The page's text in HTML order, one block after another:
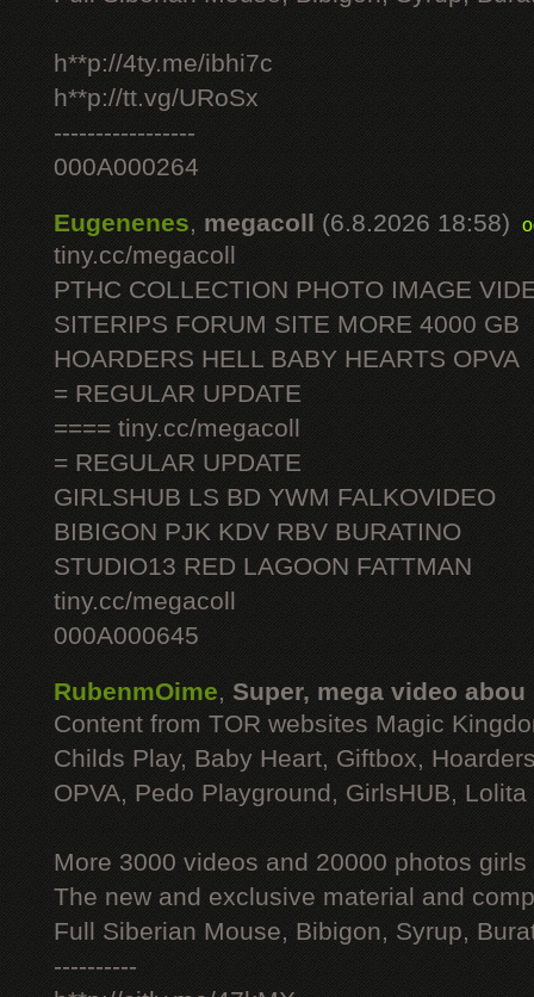
h**p://4ty.me/ibhi7c
h**p://tt.vg/URoSx
-----------------
000A000264
Eugenenes, megacoll (6.8.2026 18:58)
tiny.cc/megacoll
PTHC COLLECTION PHOTO IMAGE
SITERIPS FORUM SITE MORE 4000 GB
HOARDERS HELL BABY HEARTS OPVA
= REGULAR UPDATE
==== tiny.cc/megacoll
= REGULAR UPDATE
GIRLSHUB LS BD YWM FALKOVIDEO
BIBIGON PJK KDV RBV BURATINO
STUDIO13 RED LAGOON FATTMAN
tiny.cc/megacoll
000A000645
RubenmOime, Super, mega video abou
Content from TOR websites Magic
Childs Play, Baby Heart, Giftbox,
OPVA, Pedo Playground, GirlsHUB, Lolita
More 3000 videos and 20000 photos
The new and exclusive material and
Full Siberian Mouse, Bibigon, Syrup,
----------